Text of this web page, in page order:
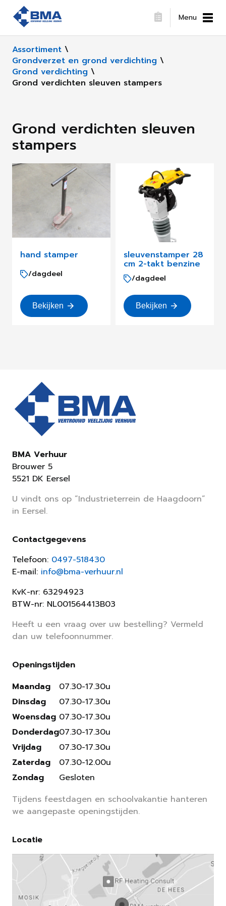
Menu
Assortiment \
Grondverzet en grond verdichting \
Grond verdichting \
Grond verdichten sleuven stampers
Grond verdichten sleuven
stampers
hand stamper
/dagdeel
Bekijken
sleuvenstamper 28
cm 2-takt benzine
/dagdeel
Bekijken
BMA Verhuur
Brouwer 5
5521 DK Eersel
U vindt ons op “Industrieterrein de Haagdoorn”
in Eersel.
Contactgegevens
Telefoon: 0497-518430
E-mail: info@bma-verhuur.nl
KvK-nr: 63294923
BTW-nr: NL001564413B03
Heeft u een vraag over uw bestelling? Vermeld
dan uw telefoonnummer.
Openingstijden
Maandag
Dinsdag
Woensdag
Donderdag
Vrijdag
Zaterdag
Zondag
07.30-17.30u
07.30-17.30u
07.30-17.30u
07.30-17.30u
07.30-17.30u
07.30-12.00u
Gesloten
Tijdens feestdagen en schoolvakantie hanteren
we aangepaste openingstijden.
Locatie